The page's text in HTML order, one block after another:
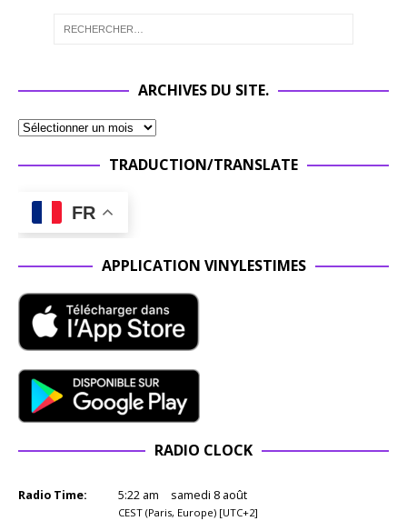
ARCHIVES DU SITE.
TRADUCTION/TRANSLATE
FR
APPLICATION VINYLESTIMES
RADIO CLOCK
Radio Time: 5:22 am samedi 8 août
CEST (Paris, Europe) [UTC+2]